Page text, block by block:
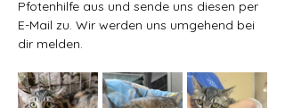
Pfotenhilfe aus und sende uns diesen per
E-Mail zu. Wir werden uns umgehend bei
dir melden.